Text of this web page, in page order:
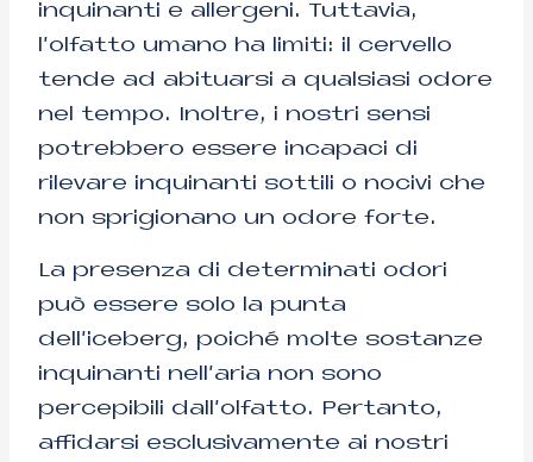
inquinanti e allergeni. Tuttavia,
l’olfatto umano ha limiti: il cervello
tende ad abituarsi a qualsiasi odore
nel tempo. Inoltre, i nostri sensi
potrebbero essere incapaci di
rilevare inquinanti sottili o nocivi che
non sprigionano un odore forte.
La presenza di determinati odori
può essere solo la punta
dell’iceberg, poiché molte sostanze
inquinanti nell’aria non sono
percepibili dall’olfatto. Pertanto,
affidarsi esclusivamente ai nostri